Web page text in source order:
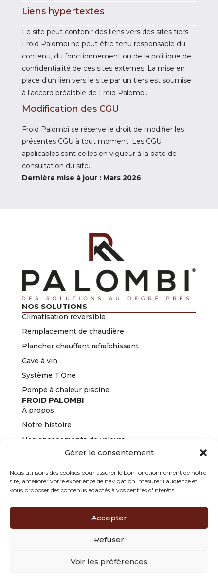
Gérer le consentement
Nous utilisons des cookies pour assurer le bon fonctionnement de notre
site, améliorer votre expérience de navigation, mesurer l'audience et
vous proposer des contenus adaptés à vos centres d'intérêts.
Accepter
Refuser
Voir les préférences
Liens hypertextes
Le site peut contenir des liens vers des sites tiers.
Froid Palombi ne peut être tenu responsable du
contenu, du fonctionnement ou de la politique de
confidentialité de ces sites externes. La mise en
place d'un lien vers le site par un tiers est soumise
à l'accord préalable de Froid Palombi.
Modification des CGU
Froid Palombi se réserve le droit de modifier les
présentes CGU à tout moment. Les CGU
applicables sont celles en vigueur à la date de
consultation du site.
Dernière mise à jour : Mars 2026
NOS SOLUTIONS
Climatisation réversible
Remplacement de chaudière
Plancher chauffant rafraîchissant
Cave à vin
Système T.One
Pompe à chaleur piscine
FROID PALOMBI
À propos
Notre histoire
Nos engagements de valeurs
Nos certifications
Groupe Palombi
Club Parrainage
Froid Palombi
84300 CAVAILLON
04 90 78 12 64
contact@froid-palombi.fr